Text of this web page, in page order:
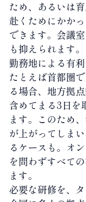
ため、あるいは
赴くためにかか
できます。会議
も抑えられます。
勤務地による有
たとえば首都圏
る場合、地方拠
含めてまる3日を
ます。このため
が上がってしま
るケースも。オ
を問わずすべて
ます。
必要な研修を、